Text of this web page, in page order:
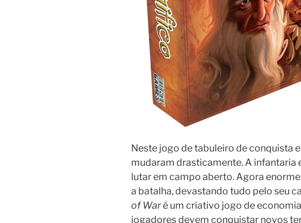
Neste jogo de tabuleiro de conquista
mudaram drasticamente. A infantaria
lutar em campo aberto. Agora
a batalha, devastando tudo pelo seu
of Waré um criativo jogo de
jogadores devem conquistar novos